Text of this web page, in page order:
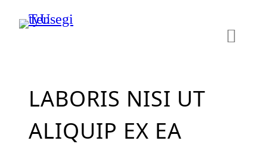
Skip
LABORIS NISI UT
ALIQUIP EX EA